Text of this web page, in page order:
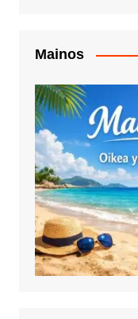
Mainos